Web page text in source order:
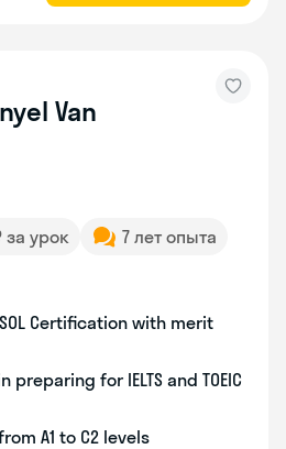
Van
за урок
7 лет опыта
Certification with merit
for IELTS and TOEIC
A1 to C2 levels